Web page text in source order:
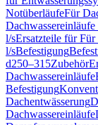
NotüberläufeFür
l/sErsatzteile für
l/sBefestigung
d250–315Zubehör
Dachwassereinläufe
Befestigung
Dachentwässerung
Dachwassereinläufe